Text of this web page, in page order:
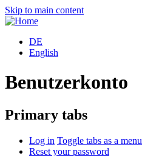
Skip to main content
DE
English
Benutzerkonto
Primary tabs
Log in Toggle tabs as a menu
Reset your password